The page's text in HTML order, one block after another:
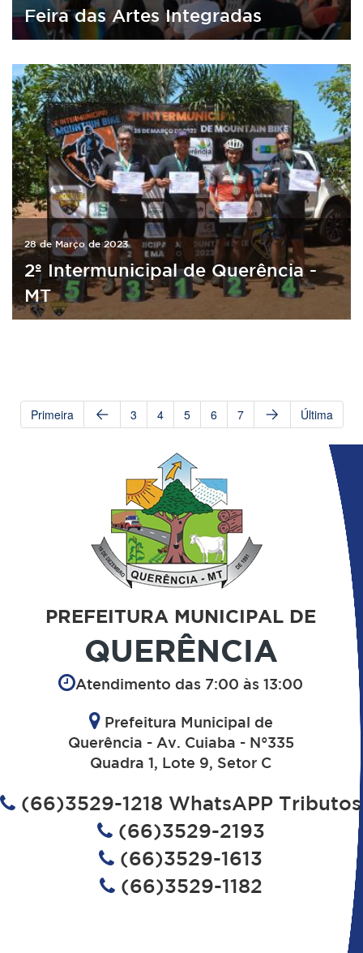
Feira das Artes Integradas
28 de Março de 2023
2º Intermunicipal de Querência -
MT
Primeira 3 4 5 6 7 Última
PREFEITURA MUNICIPAL DE
QUERÊNCIA
Atendimento das 7:00 às 13:00
Prefeitura Municipal de
Querência - Av. Cuiaba - N°335
Quadra 1, Lote 9, Setor C
(66)3529-1218 WhatsAPP Tributos
(66)3529-2193
(66)3529-1613
(66)3529-1182